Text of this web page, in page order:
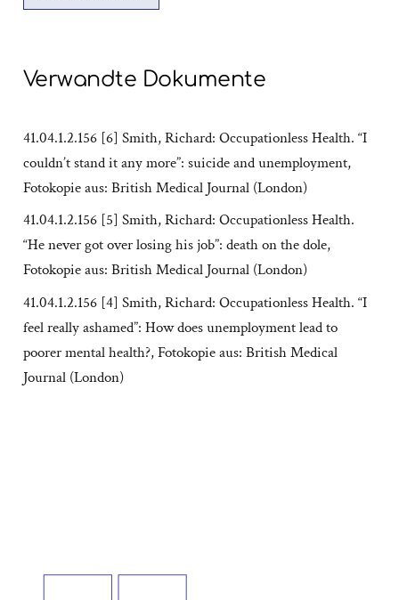
Verwandte Dokumente
41.04.1.2.156 [6] Smith, Richard: Occupationless Health. “I
couldn’t stand it any more”: suicide and unemployment,
Fotokopie aus: British Medical Journal (London)
41.04.1.2.156 [5] Smith, Richard: Occupationless Health.
“He never got over losing his job”: death on the dole,
Fotokopie aus: British Medical Journal (London)
41.04.1.2.156 [4] Smith, Richard: Occupationless Health. “I
feel really ashamed”: How does unemployment lead to
poorer mental health?, Fotokopie aus: British Medical
Journal (London)